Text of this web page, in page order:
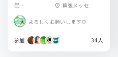
calendar_month - location_on 幕張メッセ
よろしくお願いします🌻
参加 34人